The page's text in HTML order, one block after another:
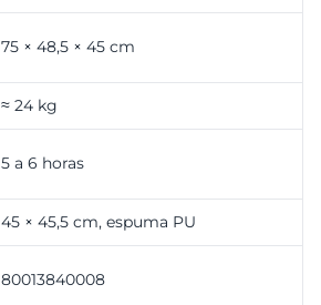
75 × 48,5 × 45 cm
≈ 24 kg
5 a 6 horas
45 × 45,5 cm, espuma PU
80013840008